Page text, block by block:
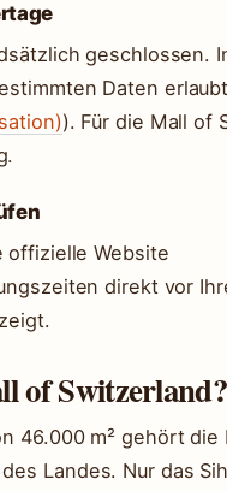
geschlossen.
Daten
). Für die Mall of
offizielle Website
direkt vor
of Switzerland?
46.000 m² gehört
Landes. Nur das